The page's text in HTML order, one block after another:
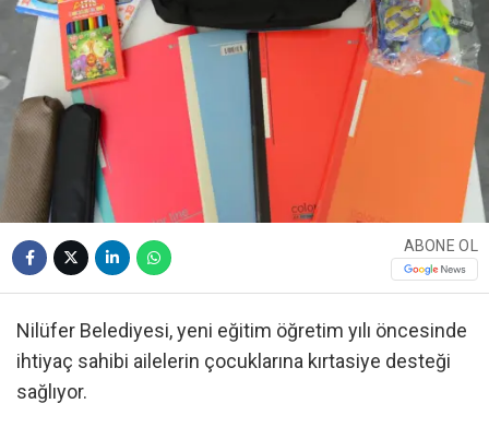
ABONE OL
Nilüfer Belediyesi, yeni eğitim öğretim yılı öncesinde
ihtiyaç sahibi ailelerin çocuklarına kırtasiye desteği
sağlıyor.